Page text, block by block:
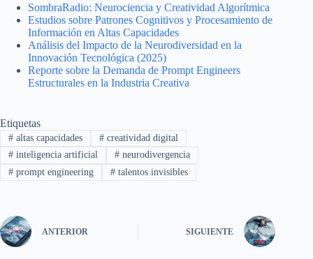
SombraRadio: Neurociencia y Creatividad Algorítmica
Estudios sobre Patrones Cognitivos y Procesamiento de
Información en Altas Capacidades
Análisis del Impacto de la Neurodiversidad en la
Innovación Tecnológica (2025)
Reporte sobre la Demanda de Prompt Engineers
Estructurales en la Industria Creativa
Etiquetas
#altas capacidades #creatividad digital
#inteligencia artificial #neurodivergencia
#prompt engineering #talentos invisibles
ANTERIOR SIGUIENTE